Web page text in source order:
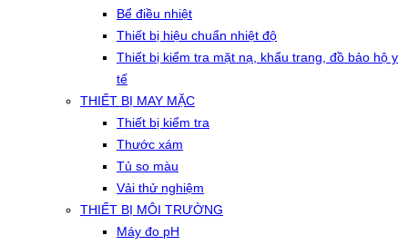
Bể điều nhiệt
Thiết bị hiệu chuẩn nhiệt độ
Thiết bị kiểm tra mặt nạ, khẩu trang, đồ bảo hộ y
tế
THIẾT BỊ MAY MẶC
Thiết bị kiểm tra
Thước xám
Tủ so màu
Vải thử nghiệm
THIẾT BỊ MÔI TRƯỜNG
Máy đo pH